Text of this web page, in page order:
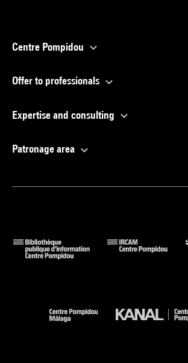
Centre Pompidou
Offer to professionals
Expertise and consulting
Patronage area